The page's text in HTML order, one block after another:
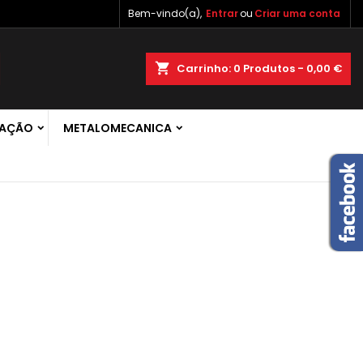
Bem-vindo(a), Entrarou Criar uma conta
shopping_cart Carrinho: 0 Produtos - 0,00 €
METALOMECANICA